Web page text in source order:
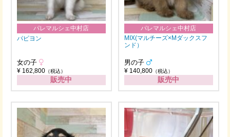
パレマルシェ中村店
パピヨン
女の子
¥ 162,800 （税込）
販売中
パレマルシェ中村店
MIX(マルチーズ×Mダックスフ
ンド）
男の子
¥ 140,800 （税込）
販売中